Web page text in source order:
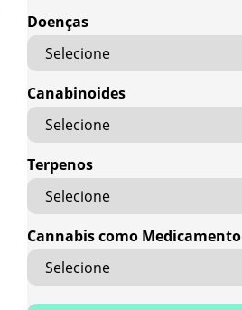
Doenças
Canabinoides
Terpenos
Cannabis como Medicamento